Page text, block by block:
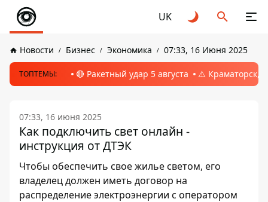
UK
Новости Бизнес Экономика 07:33, 16 Июня 2025
ТОПТЕМЫ: 🔴 Ракетный удар 5 августа ⚠️ Краматорск,
07:33, 16 июня 2025
Как подключить свет онлайн -
инструкция от ДТЭК
Чтобы обеспечить свое жилье светом, его
владелец должен иметь договор на
распределение электроэнергии с оператором